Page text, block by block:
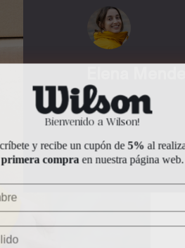
Bienvenido a Wilson!
primera compraen nuestra página web.